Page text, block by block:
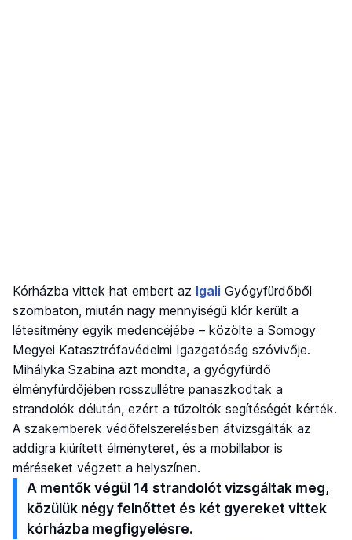
Kórházba vittek hat embert az Igali Gyógyfürdőből
szombaton, miután nagy mennyiségű klór került a
létesítmény egyik medencéjébe – közölte a Somogy
Megyei Katasztrófavédelmi Igazgatóság szóvivője.
Mihályka Szabina azt mondta, a gyógyfürdő
élményfürdőjében rosszullétre panaszkodtak a
strandolók délután, ezért a tűzoltók segítéségét kérték.
A szakemberek védőfelszerelésben átvizsgálták az
addigra kiürített élményteret, és a mobillabor is
méréseket végzett a helyszínen.
A mentők végül 14 strandolót vizsgáltak meg,
közülük négy felnőttet és két gyereket vittek
kórházba megfigyelésre.